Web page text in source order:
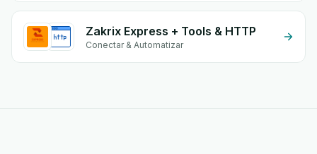
Zakrix Express + Tools & HTTP
Conectar & Automatizar